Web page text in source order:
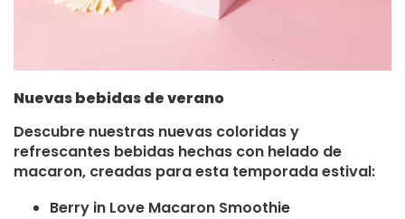
Nuevas bebidas de verano
Descubre nuestras nuevas coloridas y
refrescantes bebidas hechas con helado de
macaron, creadas para esta temporada estival:
Berry in Love Macaron Smoothie